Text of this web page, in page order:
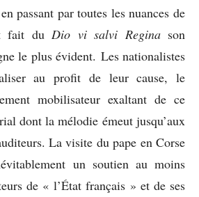
passant par toutes les nuances de
fait du Dio vi salvi Reginason
le plus évident. Les nationalistes
au profit de leur cause, le
mobilisateur exaltant de ce
dont la mélodie émeut jusqu’aux
La visite du pape en Corse
un soutien au moins
de « l’État français » et de ses